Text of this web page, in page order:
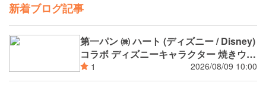
新着ブログ記事
第一パン ㈱ ハート (ディズニー / Disney)
コラボ ディズニーキャラクター 焼きウイ
ンナーカレーパン
1 2026/08/09 10:00